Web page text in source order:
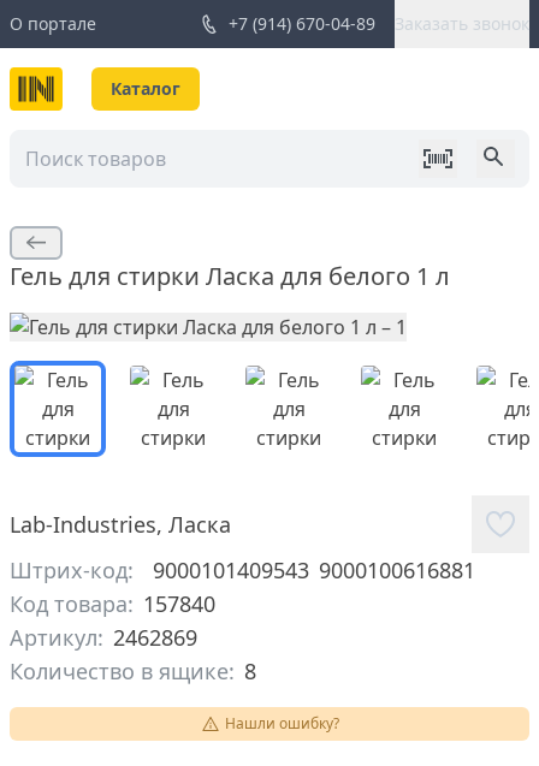
О портале +7 (914) 670-04-89 Заказать звонок
Каталог
Гель для стирки Ласка для белого 1 л
Lab-Industries, Ласка
Штрих-код:
9000101409543 9000100616881
Код товара: 157840
Артикул: 2462869
Количество в ящике: 8
Нашли ошибку?